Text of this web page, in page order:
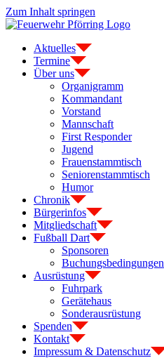
Zum Inhalt springen
Aktuelles
Termine
Über uns
Organigramm
Kommandant
Vorstand
Mannschaft
First Responder
Jugend
Frauenstammtisch
Seniorenstammtisch
Humor
Chronik
Bürgerinfos
Mitgliedschaft
Fußball Dart
Sponsoren
Buchungsbedingungen
Ausrüstung
Fuhrpark
Gerätehaus
Sonderausrüstung
Spenden
Kontakt
Impressum & Datenschutz